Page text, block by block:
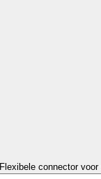
Flexibele connector